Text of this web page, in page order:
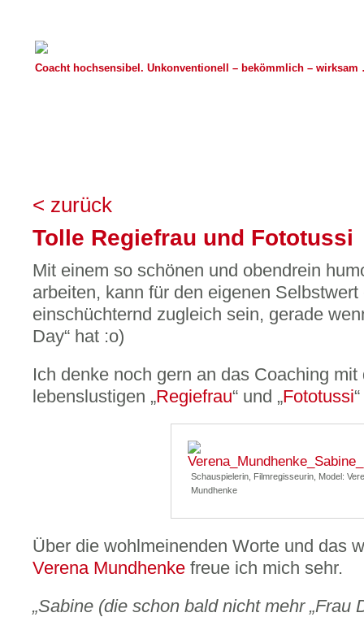
Coacht hochsensibel. Unkonventionell – bekömmlich –
< zurück
Tolle Regiefrau und Fototussi
Mit einem so schönen und obendrein
arbeiten, kann für den eigenen
einschüchternd zugleich sein, gerade
Day“ hat :o)
Ich denke noch gern an das Coaching
lebenslustigen „Regiefrau“ und „Fototussi
Schauspielerin, Filmregisseurin, Model:
Mundhenke
Über die wohlmeinenden Worte und das
Verena Mundhenke freue ich mich sehr.
„Sabine (die schon bald nicht mehr „Frau